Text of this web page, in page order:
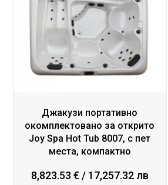
Джакузи портативно
окомплектовано за открито
Joy Spa Hot Tub 8007, с пет
места, компактно
8,823.53 € / 17,257.32 лв